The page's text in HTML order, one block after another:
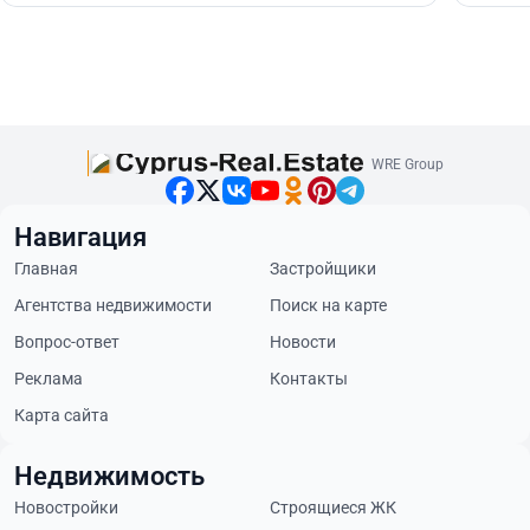
WRE Group
Навигация
Главная
Застройщики
Агентства недвижимости
Поиск на карте
Вопрос-ответ
Новости
Реклама
Контакты
Карта сайта
Недвижимость
Новостройки Строящиеся ЖК